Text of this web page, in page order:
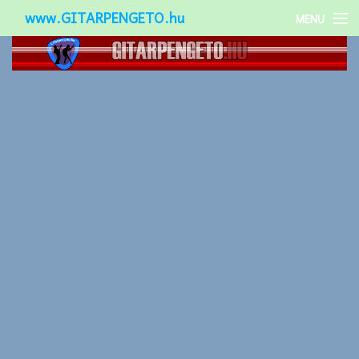
www.GITARPENGETO.hu MENU
Népszerű-